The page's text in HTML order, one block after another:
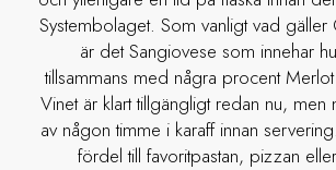
Systembolaget. Som vanligt vad gäller
är det Sangiovese som innehar
tillsammans med några procent
Vinet är klart tillgängligt redan nu, men
av någon timme i karaff innan
fördel till favoritpastan, pizzan